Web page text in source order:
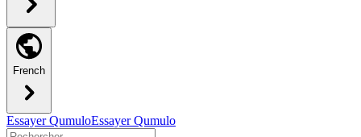
French
Essayer QumuloEssayer Qumulo